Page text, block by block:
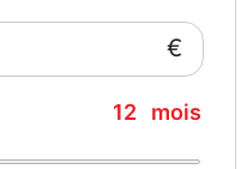
€
12 mois